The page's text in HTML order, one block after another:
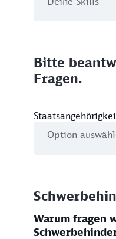
Bitte
Fragen.
Warum fragen